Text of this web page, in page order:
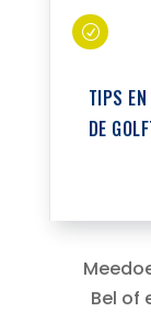
R
TIPS
DE
Bel of